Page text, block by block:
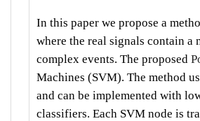
In this paper we propose a
where the real signals contain a
complex events. The proposed
Machines (SVM). The method
and can be implemented with
classifiers. Each SVM node is